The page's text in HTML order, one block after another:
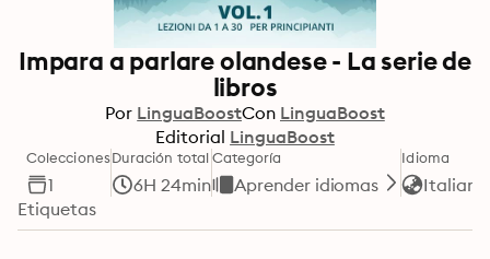
Impara a parlare olandese - La serie de
libros
Por LinguaBoostCon LinguaBoost
Editorial LinguaBoost
Colecciones
1
Duración total
6H 24min
Categoría
Aprender idiomas
Idioma
Italiano
Etiquetas